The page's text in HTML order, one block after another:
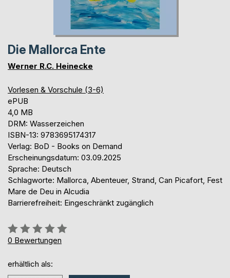
Die Mallorca Ente
Werner R.C. Heinecke
Vorlesen & Vorschule (3-6)
ePUB
4,0 MB
DRM: Wasserzeichen
ISBN-13: 9783695174317
Verlag: BoD - Books on Demand
Erscheinungsdatum: 03.09.2025
Sprache: Deutsch
Schlagworte: Mallorca, Abenteuer, Strand, Can Picafort, Fest
Mare de Deu in Alcudia
Barrierefreiheit: Eingeschränkt zugänglich
Bewertung::
0%
0 Bewertungen
erhältlich als: